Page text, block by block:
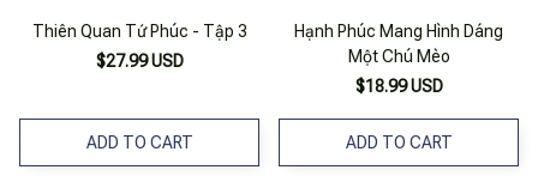
Thiên Quan Tứ Phúc - Tập 3
$27.99 USD
ADD TO CART
Hạnh Phúc Mang Hình Dáng
Một Chú Mèo
$18.99 USD
ADD TO CART